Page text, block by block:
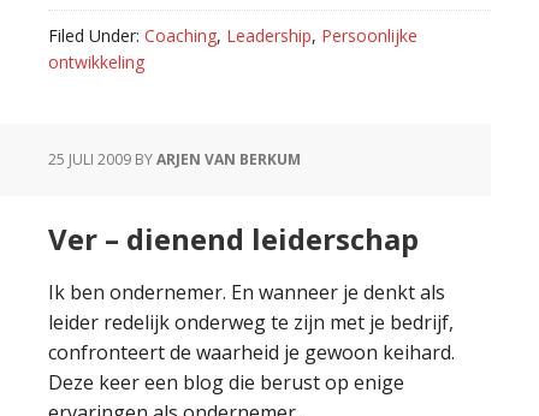
Filed Under: Coaching, Leadership, Persoonlijke
ontwikkeling
25 JULI 2009 BYARJEN VAN BERKUM
Ver – dienend leiderschap
Ik ben ondernemer. En wanneer je denkt als
leider redelijk onderweg te zijn met je bedrijf,
confronteert de waarheid je gewoon keihard.
Deze keer een blog die berust op enige